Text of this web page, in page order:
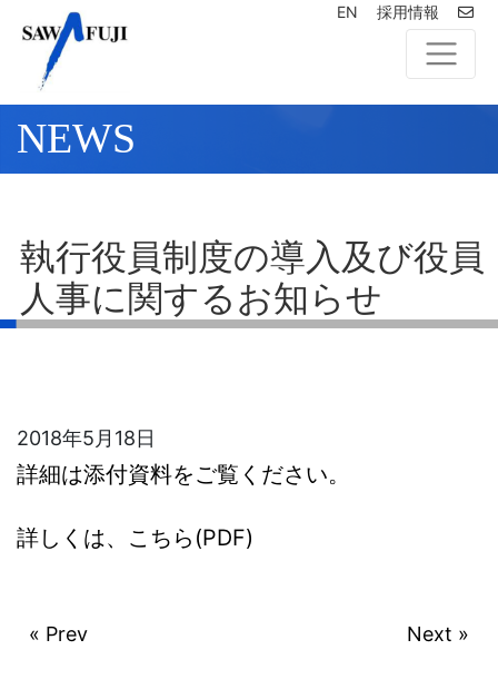
EN 採用情報
NEWS
執行役員制度の導入及び役員
人事に関するお知らせ
2018年5月18日
詳細は添付資料をご覧ください。
詳しくは、こちら(PDF)
« Prev Next »